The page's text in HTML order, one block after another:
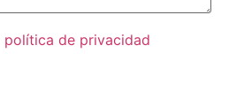
política de privacidad